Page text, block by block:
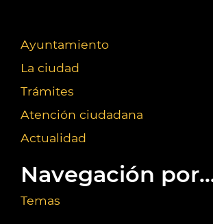
Ayuntamiento
La ciudad
Trámites
Atención ciudadana
Actualidad
Navegación
Temas